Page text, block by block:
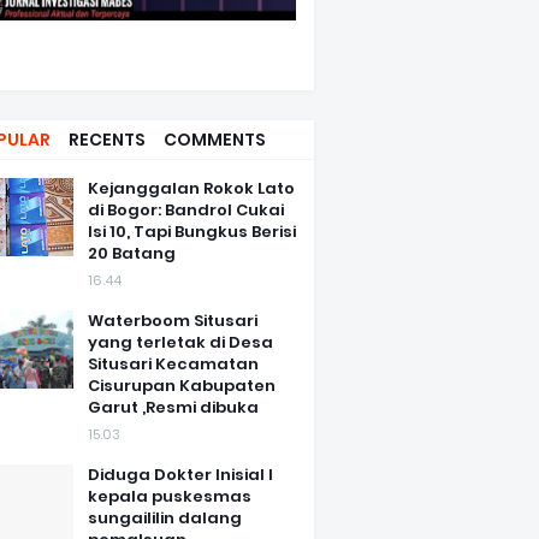
RECENTS COMMENTS
Kejanggalan Rokok Lato
di Bogor: Bandrol Cukai
Isi 10, Tapi Bungkus Berisi
20 Batang
16.44
Waterboom Situsari
yang terletak di Desa
Situsari Kecamatan
Cisurupan Kabupaten
Garut ,Resmi dibuka
15.03
Diduga Dokter Inisial I
kepala puskesmas
sungaililin dalang